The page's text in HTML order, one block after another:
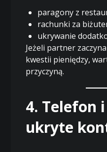
paragony z
rachunki za
ukrywanie
Jeżeli partner
kwestii pieniędzy,
przyczyną.
4. Telefon
ukryte